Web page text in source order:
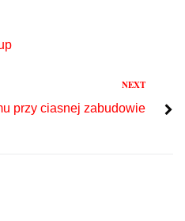
NEXT
przy ciasnej zabudowie